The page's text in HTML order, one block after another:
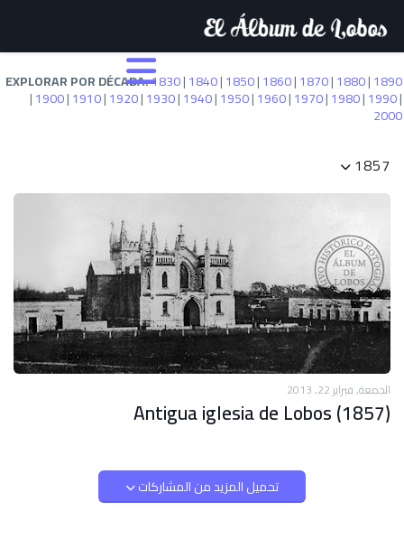
EXPLORAR POR DÉCADA:1830|1840|1850|1860|1870|1880|1890
|1900|1910|1920|1930|1940|1950|1960|1970|1980|1990|
2000
1857
الجمعة, فبراير 22, 2013
Antigua iglesia de Lobos (1857)
تحميل المزيد من المشاركات